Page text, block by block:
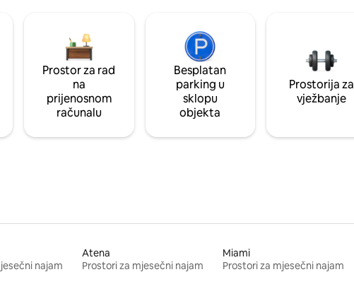
Prostor za rad
na
prijenosnom
računalu
Besplatan
parking u
sklopu
objekta
Prostorija za
vježbanje
najam
Atena
Prostori za mjesečni najam
Miami
Prostori za mjesečni najam